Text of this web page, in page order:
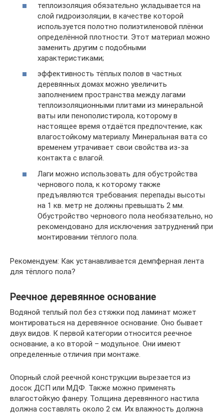
теплоизоляция обязательно укладывается на
слой гидроизоляции, в качестве которой
используется полотно полиэтиленовой плёнки
определённой плотности. Этот материал можно
заменить другим с подобными
характеристиками;
эффективность тёплых полов в частных
деревянных домах можно увеличить
заполнением пространства между лагами
теплоизоляционными плитами из минеральной
ваты или пенополистирола, которому в
настоящее время отдаётся предпочтение, как
влагостойкому материалу. Минеральная вата со
временем утрачивает свои свойства из-за
контакта с влагой.
Лаги можно использовать для обустройства
чернового пола, к которому также
предъявляются требования: перепады высоты
на 1 кв. метр не должны превышать 2 мм.
Обустройство чернового пола необязательно, но
рекомендовано для исключения затруднений при
монтировании тёплого пола.
Рекомендуем: Как устанавливается демпферная лента
для тёплого пола?
Реечное деревянное основание
Водяной теплый пол без стяжки под ламинат может
монтироваться на деревянное основание. Оно бывает
двух видов. К первой категории относится реечное
основание, а ко второй – модульное. Они имеют
определенные отличия при монтаже.
Опорный слой реечной конструкции вырезается из
досок ДСП или МДФ. Также можно применять
влагостойкую фанеру. Толщина деревянного настила
должна составлять около 2 см. Их влажность должна